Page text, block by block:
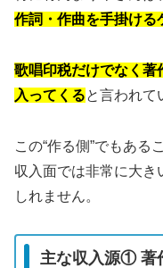
作詞・作曲を手掛ける
歌唱印税だけでなく著
入ってくると言われて
この“作る側”でもある
収入面では非常に大き
しれません。
主な収入源① 著